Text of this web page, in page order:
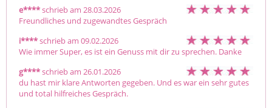
e****schrieb am 28.03.2026
Freundliches und zugewandtes Gespräch
i****schrieb am 09.02.2026
Wie immer Super, es ist ein Genuss mit dir zu sprechen. Danke
g****schrieb am 26.01.2026
du hast mir klare Antworten gegeben. Und es war ein sehr gutes
und total hilfreiches Gespräch.